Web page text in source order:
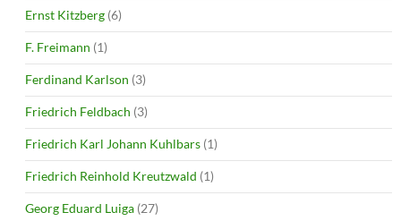
Ernst Kitzberg (6)
F. Freimann (1)
Ferdinand Karlson (3)
Friedrich Feldbach (3)
Friedrich Karl Johann Kuhlbars (1)
Friedrich Reinhold Kreutzwald (1)
Georg Eduard Luiga (27)